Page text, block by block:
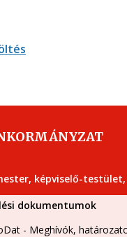
képviselő-
dokumentumok
- Meghívók,